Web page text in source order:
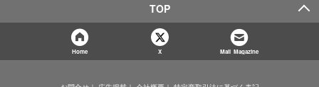
TOP
Home X Mail Magazine